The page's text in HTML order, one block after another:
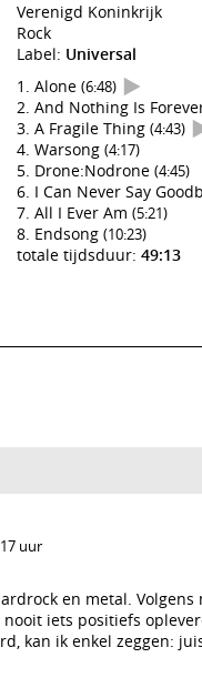
Verenigd Koninkrijk
Rock
Label: Universal
Alone (6:48)
And Nothing Is
A Fragile Thing (4:43)
Warsong (4:17)
Drone:Nodrone (4:45)
I Can Never Say
All I Ever Am (5:21)
Endsong (10:23)
totale tijdsduur: 49:13
uur
en metal.
iets positiefs
kan ik enkel zeggen: